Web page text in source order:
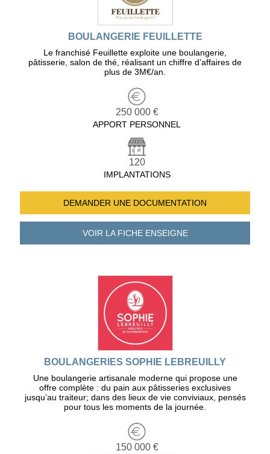
BOULANGERIE FEUILLETTE
Le franchisé Feuillette exploite une boulangerie,
pâtisserie, salon de thé, réalisant un chiffre d’affaires de
plus de 3M€/an.
250 000 €
APPORT PERSONNEL
120
IMPLANTATIONS
DEMANDER UNE DOCUMENTATION
VOIR LA FICHEENSEIGNE
BOULANGERIES SOPHIE LEBREUILLY
Une boulangerie artisanale moderne qui propose une
offre complète : du pain aux pâtisseries exclusives
jusqu’au traiteur; dans des lieux de vie conviviaux, pensés
pour tous les moments de la journée.
150 000 €